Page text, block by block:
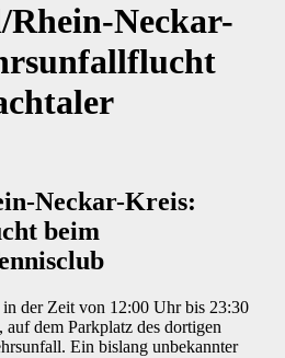
Neckar-
Neckar-Kreis:
beim
der Zeit von 12:00 Uhr bis 23:30
dem Parkplatz des dortigen
Ein bislang unbekannter